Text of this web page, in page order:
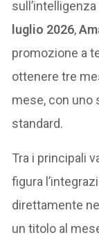
luglio 2026,
promozione a
ottenere tre
mese, con uno
standard.
Tra i principali
figura
direttamente
un titolo al